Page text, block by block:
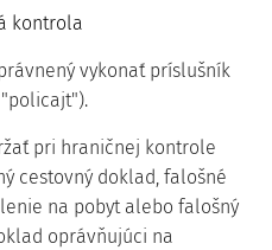
kontrola
vykonať príslušník
pri hraničnej kontrole
cestovný doklad, falošné
na pobyt alebo falošný
oprávňujúci na